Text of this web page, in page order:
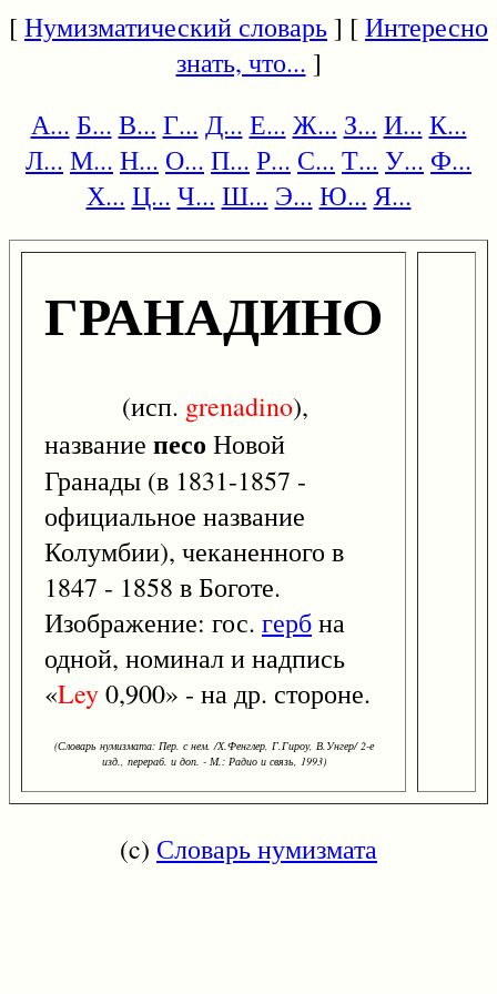
[Нумизматический словарь] [Интересно
знать, что... ]
А... Б... В... Г... Д... Е... Ж... З... И... К...
Л... М... Н... О... П... Р... С... Т... У... Ф...
Х... Ц... Ч... Ш... Э... Ю... Я...
ГРАНАДИНО
(исп. grenadino),
название песо Новой
Гранады (в 1831-1857 -
официальное название
Колумбии), чеканенного в
1847 - 1858 в Боготе.
Изображение: гос. гербна
одной, номинал и надпись
«Ley0,900» - на др. стороне.
(Словарь нумизмата: Пер. с нем. /Х.Фенглер, Г.Гироу, В.Унгер/ 2-е
изд., перераб. и доп. - М.: Радио и связь, 1993)
(c) Словарь нумизмата